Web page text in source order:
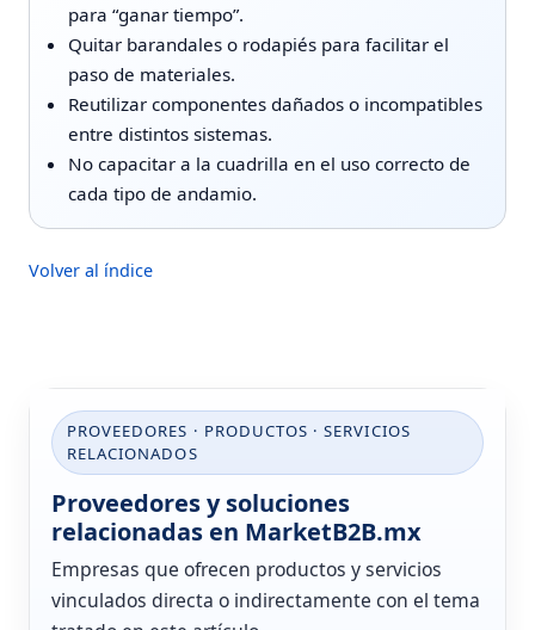
para “ganar tiempo”.
Quitar barandales o rodapiés para facilitar el
paso de materiales.
Reutilizar componentes dañados o incompatibles
entre distintos sistemas.
No capacitar a la cuadrilla en el uso correcto de
cada tipo de andamio.
Volver al índice
PROVEEDORES · PRODUCTOS · SERVICIOS
RELACIONADOS
Proveedores y soluciones
relacionadas en MarketB2B.mx
Empresas que ofrecen productos y servicios
vinculados directa o indirectamente con el tema